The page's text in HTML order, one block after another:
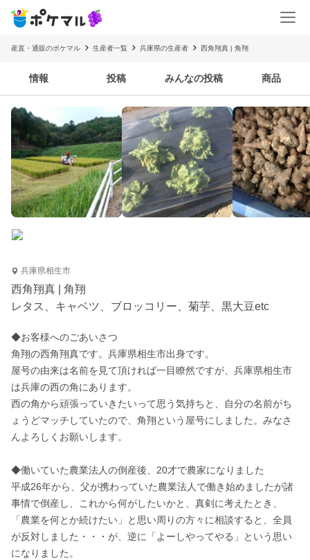
産直・通販のポケマル 生産者一覧 兵庫県の生産者 西角翔真 | 角翔
情報 投稿 みんなの投稿 商品
兵庫県相生市
西角翔真 | 角翔
レタス、キャベツ、ブロッコリー、菊芋、黒大豆etc
◆お客様へのごあいさつ
角翔の西角翔真です。兵庫県相生市出身です。
屋号の由来は名前を見て頂ければ一目瞭然ですが、兵庫県相生市
は兵庫の西の角にあります。
西の角から頑張っていきたいって思う気持ちと、自分の名前がち
ょうどマッチしていたので、角翔という屋号にしました。みなさ
んよろしくお願いします。
◆働いていた農業法人の倒産後、20才で農家になりました
平成26年から、父が携わっていた農業法人で働き始めましたが諸
事情で倒産し、これから何がしたいかと、真剣に考えたとき、
「農業を何とか続けたい」と思い周りの方々に相談すると、全員
が反対しました・・・が、逆に「よーしやってやる」という思い
になりました。